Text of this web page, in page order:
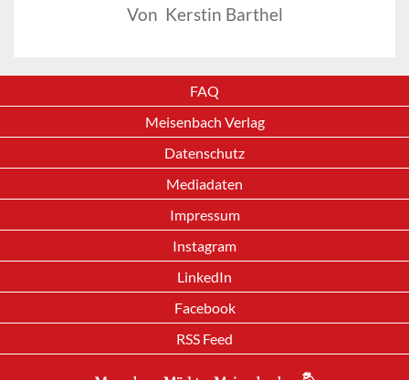
Von Kerstin Barthel
FAQ
Meisenbach Verlag
Datenschutz
Mediadaten
Impressum
Instagram
LinkedIn
Facebook
RSS Feed